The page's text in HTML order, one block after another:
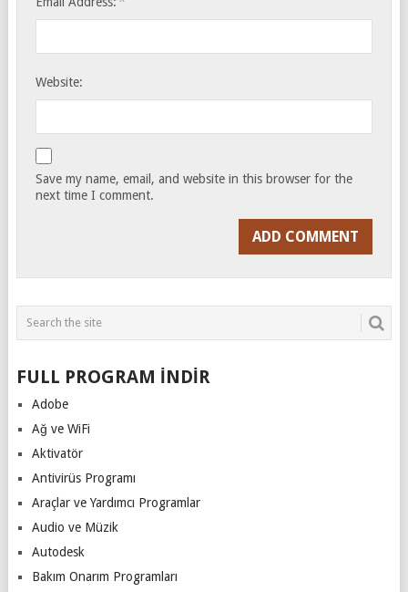
Website:
Save my name, email, and website in this browser for the
next time I comment.
FULL PROGRAM İNDİR
Adobe
Ağ ve WiFi
Aktivatör
Antivirüs Programı
Araçlar ve Yardımcı Programlar
Audio ve Müzik
Autodesk
Bakım Onarım Programları